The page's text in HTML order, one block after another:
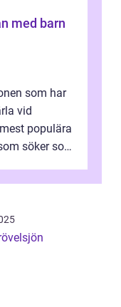
med barn
som har
vid
populära
söker sol,